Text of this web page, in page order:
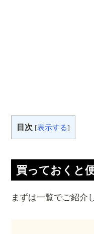
目次 [表示する]
買っておくと
まずは一覧でご紹介